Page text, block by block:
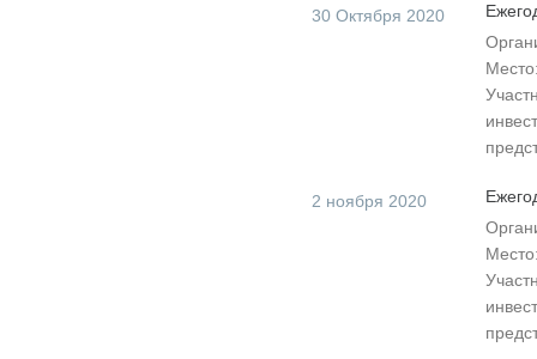
30 Октября 2020
2 ноября 2020